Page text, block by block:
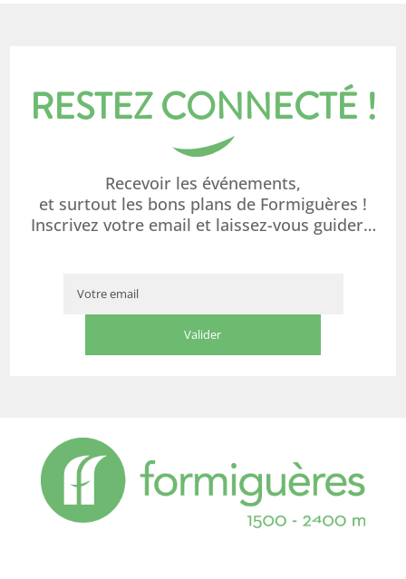
RESTEZ CONNECTÉ !
Recevoir les événements,
et surtout les bons plans de Formiguères !
Inscrivez votre email et laissez-vous guider…